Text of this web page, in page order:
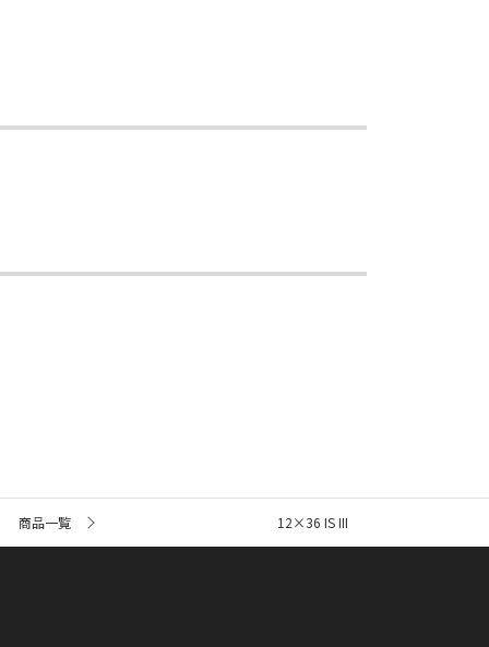
商品一覧 12×36 IS III